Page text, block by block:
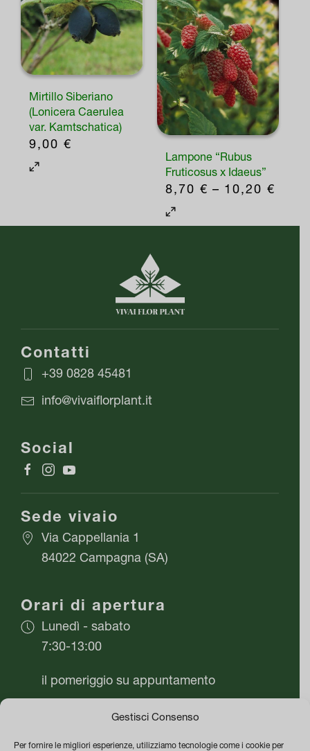
Gestisci Consenso
Per fornire le migliori esperienze, utilizziamo tecnologie come i cookie per
ha
più
varianti.
Le
opzioni
possono
essere
scelte
nella
prodotto
ha
più
varianti.
Le
opzioni
possono
essere
scelte
nella
pagina
del
prodotto
Mirtillo Siberiano
(Lonicera Caerulea
var. Kamtschatica)
9,00 €
Lampone “Rubus
Fruticosus x Idaeus”
8,70 € – 10,20 €
Questo
prodotto
più
varianti.
Le
Contatti
+39 0828 45481
info@vivaiflorplant.it
Social
Sede vivaio
Via Cappellania 1
84022 Campagna (SA)
Orari di apertura
Lunedì - sabato
7:30-13:00
il pomeriggio su appuntamento